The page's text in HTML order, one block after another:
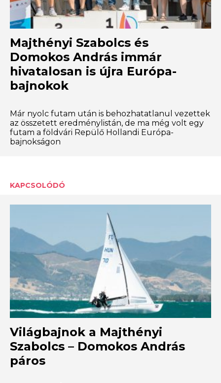
Majthényi Szabolcs és
Domokos András immár
hivatalosan is újra Európa-
bajnokok
Már nyolc futam után is behozhatatlanul vezettek
az összetett eredménylistán, de ma még volt egy
futam a földvári Repülő Hollandi Európa-
bajnokságon
KAPCSOLÓDÓ
Világbajnok a Majthényi
Szabolcs – Domokos András
páros